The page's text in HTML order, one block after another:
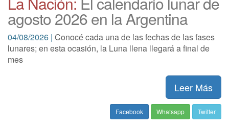
agosto 2026 en la Argentina
04/08/2026 | Conocé cada una de las fechas de las fases
lunares; en esta ocasión, la Luna llena llegará a final de
mes
Leer Más
Facebook Whatsapp Twitter